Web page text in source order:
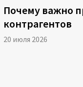
Почему важно
контрагентов
20 июля 2026